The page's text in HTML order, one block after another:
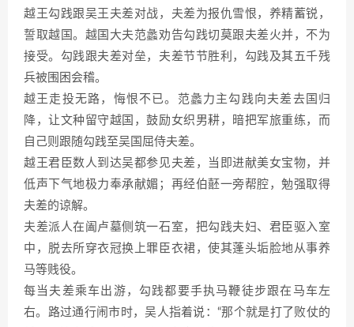
越王勾践跟吴王夫差对战，夫差为报仇雪恨，养精蓄锐，
誓取越国。越国大夫范蠡劝告勾践切莫跟夫差火并，不为
接受。勾践跟夫差对垒，夫差节节胜利，勾践及其五千残
兵被围困会稽。
越王走投无路，悔恨不已。范蠡力主勾践向夫差去国归
降，让文种留守越国，鼓励女织男耕，暗把军旅重练，而
自己则跟随勾践至吴国屈侍夫差。
越王君臣数人到达吴都参见夫差，当即进献美女宝物，并
低声下气地极力奉承献媚；再经伯噽一旁帮腔，勉强取得
夫差的谅解。
夫差派人在阖卢墓侧筑一石室，把勾践夫妇、君臣驱入室
中，脱去所穿衣冠换上罪臣衣裙，使其蓬头垢脸地从事养
马等贱役。
每当夫差乘车出游，勾践都要手执马鞭徒步跟在马车左
右。路过通行闹市时，吴人指着说：“那个就是打了败仗的